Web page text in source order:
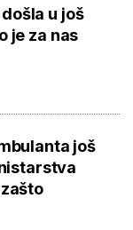
u još
je za nas
još